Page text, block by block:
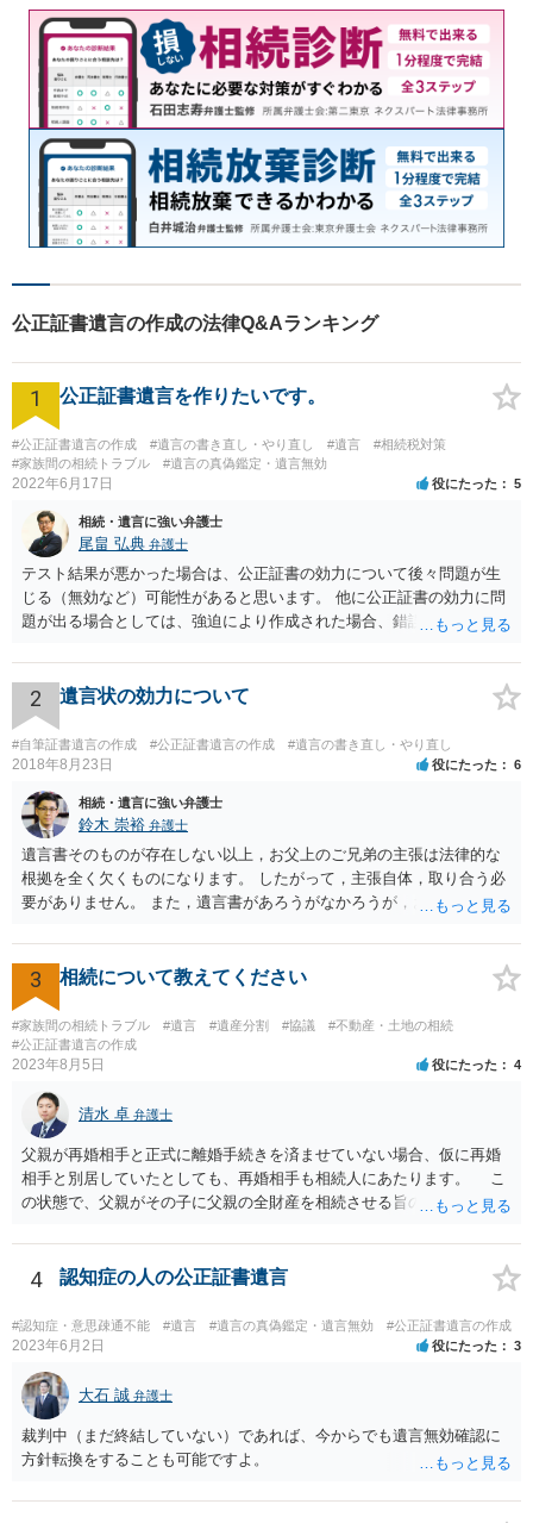
公正証書遺言の作成の法律Q&Aランキング
1 公正証書遺言を作りたいです。
#公正証書遺言の作成 #遺言の書き直し・やり直し #遺言
#相続税対策
#家族間の相続トラブル
#遺言の真偽鑑定・遺言無効
2022年6月17日 役にたった 5
相続・遺言に強い弁護士
尾畠 弘典 弁護士
テスト結果が悪かった場合は、公正証書の効力について後々問題が生
じる（無効など）可能性があると思います。 他に公正証書の効力に問
題が出る場合としては、強迫により作成された場合、錯誤（勘違い）
すが、弁護士に作成を依頼する場合は、１０～数十万円程度になるケ
ースが多いと思います。 報酬体系は、弁護士ごとに異なりますので一
律の基準はありません。
2 遺言状の効力について
#自筆証書遺言の作成 #公正証書遺言の作成 #遺言の書き直し・やり直し
2018年8月23日 役にたった 6
相続・遺言に強い弁護士
鈴木 崇裕 弁護士
遺言書そのものが存在しない以上，お父上のご兄弟の主張は法律的な
根拠を全く欠くものになります。 したがって，主張自体，取り合う必
要がありません。 また，遺言書があろうがなかろうが，お父上のご兄
ご回答にもありますが， 代理人弁護士をたてて，その弁護士から相手
方に対して， ・相続に関する主張は法的根拠がなく，一切応じないこ
と ・今後一切の連絡をしてこないでほしいこと ・連絡を継続してくる
ようであれば警察への通報や法的措置も辞さないこと などを記載した
書面を発送してもらうことがよろしいように思います。
3 相続について教えてください
#家族間の相続トラブル #遺言 #遺産分割 #協議
#不動産・土地の相続
#公正証書遺言の作成
2023年8月5日 役にたった 4
清水 卓 弁護士
父親が再婚相手と正式に離婚手続きを済ませていない場合、仮に再婚
相手と別居していたとしても、再婚相手も相続人にあたります。 こ
の状態で、父親がその子に父親の全財産を相続させる旨の公正証書遺
が、再婚相手の遺留分を侵害しているため、再婚相手から相続人
（子）に対して遺留分侵害額請求権が行使される可能性があります。
の地域等の弁護士に直接相談してみるのが望ましいように思います。
【参考】民法 （遺留分侵害額の請求） 第千四十六条 遺留分権利者及
びその承継人は、受遺者（特定財産承継遺言により財産を承継し又は
相続分の指定を受けた相続人を含む。以下この章において同じ。）又
は受贈者に対し、遺留分侵害額に相当する金銭の支払を請求すること
ができる。
4 認知症の人の公正証書遺言
#認知症・意思疎通不能 #遺言 #遺言の真偽鑑定・遺言無効 #公正証書遺言の作成
2023年6月2日 役にたった 3
大石 誠 弁護士
裁判中（まだ終結していない）であれば、今からでも遺言無効確認に
方針転換をすることも可能ですよ。